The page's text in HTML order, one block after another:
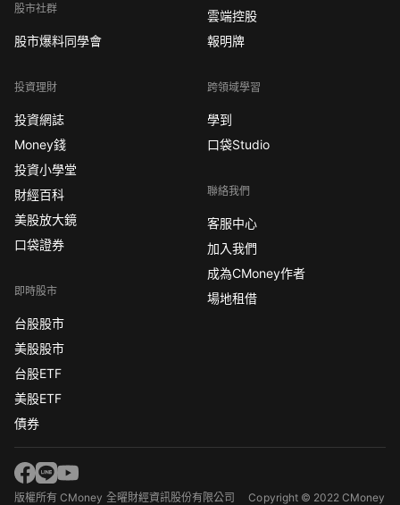
股市社群
股市爆料同學會
投資理財
投資網誌
Money錢
投資小學堂
財經百科
美股放大鏡
口袋證券
即時股市
台股股市
美股股市
台股ETF
美股ETF
債券
雲端控股
報明牌
跨領域學習
學到
口袋Studio
聯絡我們
客服中心
加入我們
成為CMoney作者
場地租借
版權所有 CMoney 全曜財經資訊股份有限公司Copyright © 2022 CMoney